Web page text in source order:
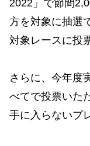
2022」で節間
方を対象に抽選
対象レースに投
さらに、今年度
べてで投票いた
手に入らないプ